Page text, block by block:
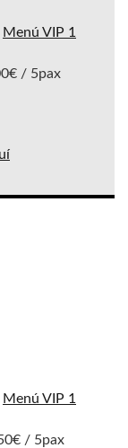
Menú VIP 1
/ 5pax
Menú VIP 1
/ 5pax